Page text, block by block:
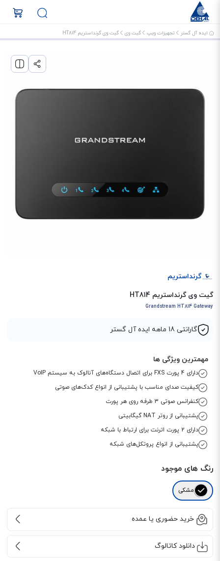
ایده آل گستر تجهیزات ویپ گیت وی گیت وی گرنداستریم HT814
گرنداستریم
گیت وی گرنداستریم HT814
Grandstream HT814 Gateway
گارانتی 18 ماهه ایده آل گستر
مهمترین ویژگی ها
دارای 4 پورت FXS برای اتصال دستگاه‌های آنالوک به سیستم VoIP
کیفیت صدای مناسب با پشتیبانی از انواع کدک‌های صوتی
کنفرانس صوتی 3 طرفه روی هر پورت
پشتیبانی از روتر NAT گیگابیتی
دارای 2 پورت اترنت برای ارتباط با شبکه
پشتیبانی از انواع پروتکل‌های شبکه
رنگ های موجود
مشکی
خرید حضوری یا عمده
دانلود کاتالوگ